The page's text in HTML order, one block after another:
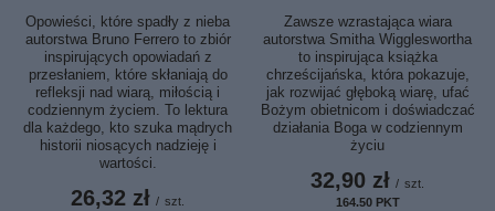
Opowieści, które spadły z nieba
autorstwa Bruno Ferrero to zbiór
inspirujących opowiadań z
przesłaniem, które skłaniają do
refleksji nad wiarą, miłością i
codziennym życiem. To lektura
dla każdego, kto szuka mądrych
historii niosących nadzieję i
wartości.
26,32 zł / szt.
Zawsze wzrastająca wiara
autorstwa Smitha Wiggleswortha
to inspirująca książka
chrześcijańska, która pokazuje,
jak rozwijać głęboką wiarę, ufać
Bożym obietnicom i doświadczać
działania Boga w codziennym
życiu
32,90 zł / szt.
164.50PKTpunktów